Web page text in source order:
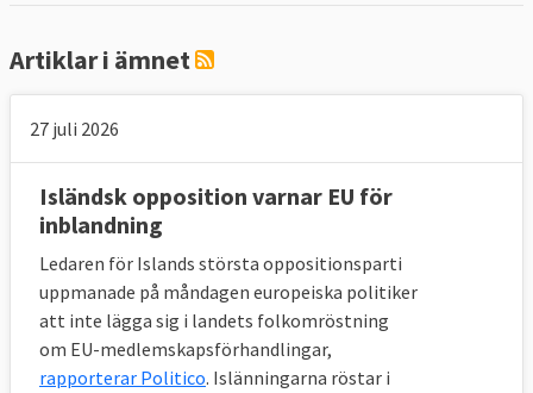
Artiklar i ämnet
27 juli 2026
Isländsk opposition varnar EU för
inblandning
Ledaren för Islands största oppositionsparti
uppmanade på måndagen europeiska politiker
att inte lägga sig i landets folkomröstning
om EU-medlemskapsförhandlingar,
rapporterar Politico. Islänningarna röstar i